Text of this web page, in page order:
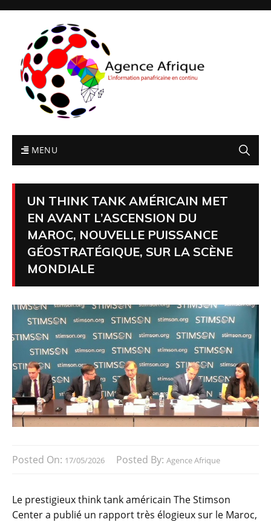
MENU
UN THINK TANK AMÉRICAIN MET
EN AVANT L’ASCENSION DU
MAROC, NOUVELLE PUISSANCE
GÉOSTRATÉGIQUE, SUR LA SCÈNE
MONDIALE
Posted On: 17/05/2026 Posted By: Agence Afrique
Le prestigieux think tank américain The Stimson
Center a publié un rapport très élogieux sur le Maroc,